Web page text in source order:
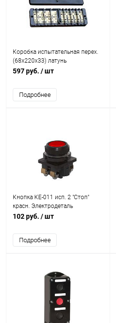
Коробка испытательная перех.
(68х220х33) латунь
Электродеталь КИП.Л
597 руб. / шт
Подробнее
Кнопка КЕ-011 исп. 2 "Стоп"
красн. Электродеталь
КЕ-011.2.К
102 руб. / шт
Подробнее